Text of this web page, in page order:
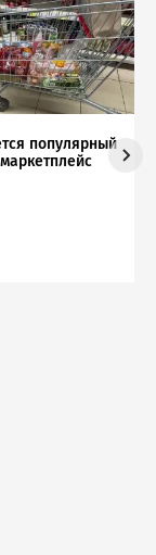
популярный